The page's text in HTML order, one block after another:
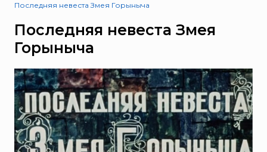
Последняя невеста Змея Горыныча
Последняя невеста Змея
Горыныча